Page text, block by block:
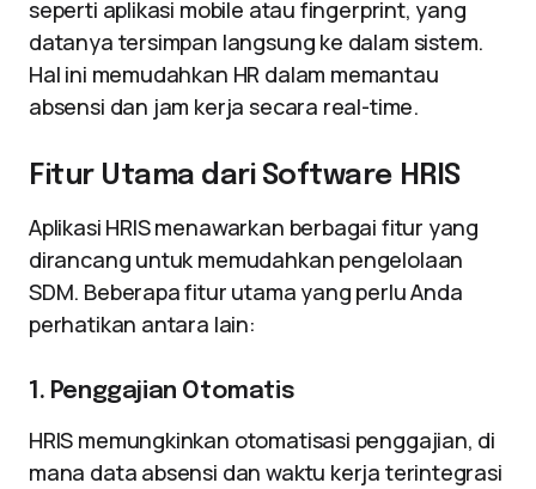
seperti aplikasi mobile atau fingerprint, yang
datanya tersimpan langsung ke dalam sistem.
Hal ini memudahkan HR dalam memantau
absensi dan jam kerja secara real-time.
Fitur Utama dari Software HRIS
Aplikasi HRIS menawarkan berbagai fitur yang
dirancang untuk memudahkan pengelolaan
SDM. Beberapa fitur utama yang perlu Anda
perhatikan antara lain:
1. Penggajian Otomatis
HRIS memungkinkan otomatisasi penggajian, di
mana data absensi dan waktu kerja terintegrasi